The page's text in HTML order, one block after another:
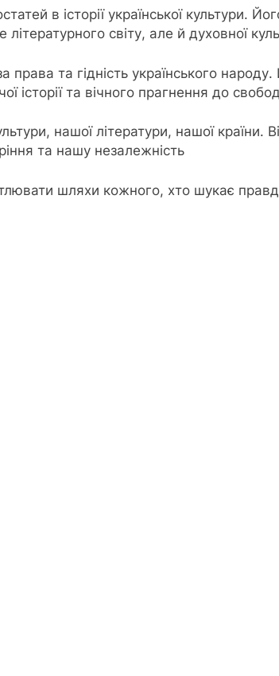
в історії української культури.
світу, але й духовної
та гідність українського
історії та вічного прагнення до
нашої літератури, нашої країни.
та нашу незалежність
шляхи кожного, хто шукає